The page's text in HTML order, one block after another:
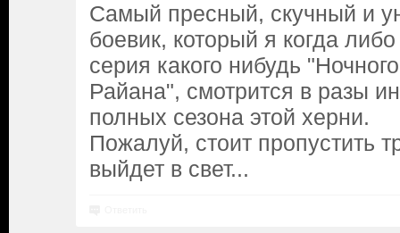
Самый пресный, скучный и
боевик, который я когда
серия какого нибудь
Райана", смотрится в разы
полных сезона этой херни.
Пожалуй, стоит пропустить
выйдет в свет...